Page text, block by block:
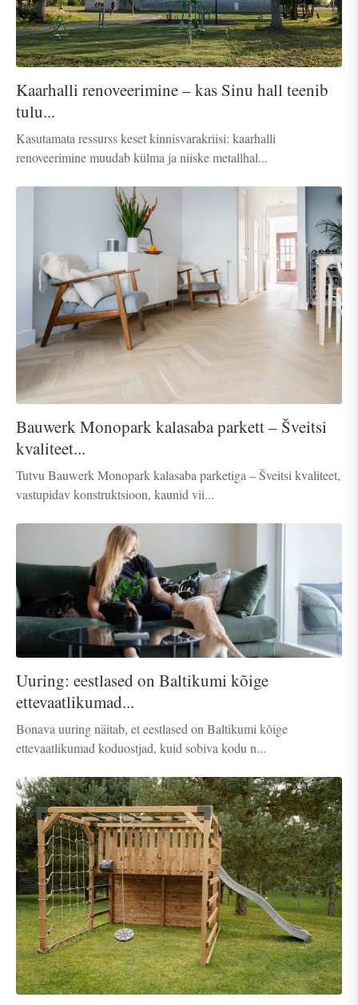
Kaarhalli renoveerimine – kas Sinu hall teenib
tulu...
Kasutamata ressurss keset kinnisvarakriisi: kaarhalli
renoveerimine muudab külma ja niiske metallhal...
Bauwerk Monopark kalasaba parkett – Šveitsi
kvaliteet...
Tutvu Bauwerk Monopark kalasaba parketiga – Šveitsi kvaliteet,
vastupidav konstruktsioon, kaunid vii...
Uuring: eestlased on Baltikumi kõige
ettevaatlikumad...
Bonava uuring näitab, et eestlased on Baltikumi kõige
ettevaatlikumad koduostjad, kuid sobiva kodu n...